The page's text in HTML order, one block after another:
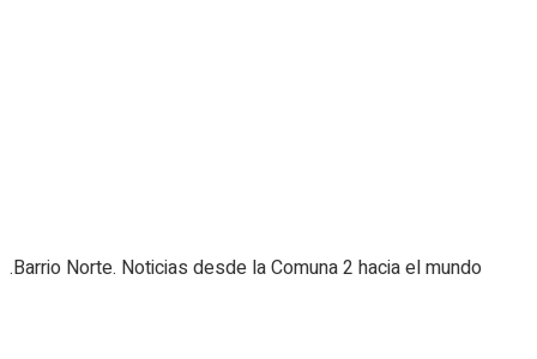
.Barrio Norte. Noticias desde la Comuna 2 hacia el mundo